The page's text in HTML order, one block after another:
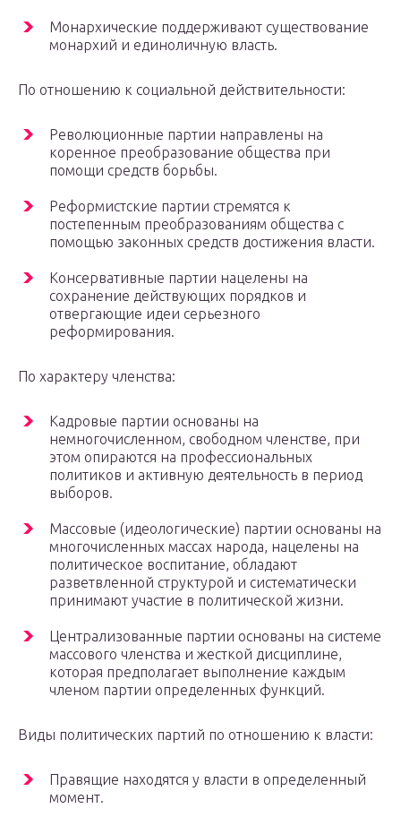
Монархические поддерживают существование
монархий и единоличную власть.
По отношению к социальной действительности:
Революционные партии направлены на
коренное преобразование общества при
помощи средств борьбы.
Реформистские партии стремятся к
постепенным преобразованиям общества с
помощью законных средств достижения власти.
Консервативные партии нацелены на
сохранение действующих порядков и
отвергающие идеи серьезного
реформирования.
По характеру членства:
Кадровые партии основаны на
немногочисленном, свободном членстве, при
этом опираются на профессиональных
политиков и активную деятельность в период
выборов.
Массовые (идеологические) партии основаны на
многочисленных массах народа, нацелены на
политическое воспитание, обладают
разветвленной структурой и систематически
принимают участие в политической жизни.
Централизованные партии основаны на системе
массового членства и жесткой дисциплине,
которая предполагает выполнение каждым
членом партии определенных функций.
Виды политических партий по отношению к власти:
Правящие находятся у власти в определенный
момент.